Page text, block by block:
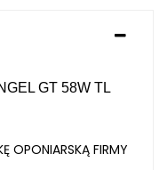
GT 58W TL
OPONIARSKĄ FIRMY